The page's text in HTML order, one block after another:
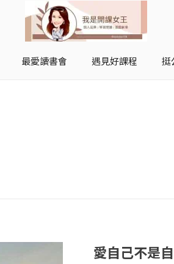
開課女王 李秋玉
拿起麥克風，影響全世界
最愛讀書會 遇見好課程 挺
愛自己不是